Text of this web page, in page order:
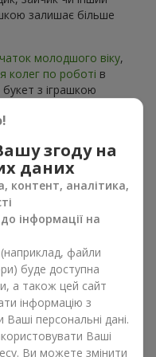
залишає більше
молодшого віку,
колег по роботі в
з іграшкою
бажання зробити
знайти різноманітні
квітами
влучне рішення.
дає можливість
коли плюшевий
букет з іграшкою
створюють баланс між
приємний подарунок на
згоду на
даних
контент, аналітика,
інформації на
файли
буде доступна
а також цей сайт
інформацію з
персональні дані.
Ваші
Ви можете змінити